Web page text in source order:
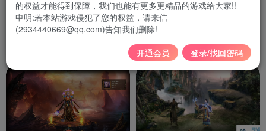
224 | 星河引擎传世【剑破苍
穹微变三大陆】自动打怪,拾
取,一键回收,gm管理+局域外
网搭建教程
游戏类 网游单机
176|传世特色版【侠客行】三
职业平衡,羽翼系统 装备镇魔
极品继承等，配单机外网架设
教程网游单机
1年前 1580
的权益才能得到保障，我们也能有更多更精品的游戏给大家!!
申明:若本站游戏侵犯了您的权益，请来信
(2934440669@qq.com)告知我们删除!
开通会员 登录/找回密码